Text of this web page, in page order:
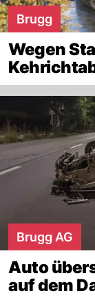
Brugg
Wegen
Brugg AG
Auto
auf dem